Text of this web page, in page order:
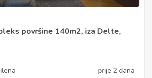
površine 140m2, iza Delte,
prije 2 dana